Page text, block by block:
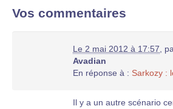
Vos commentaires
Le 2 mai 2012 à 17:57
Avadian
En réponse à : Sarkozy :
Il y a un autre scénario